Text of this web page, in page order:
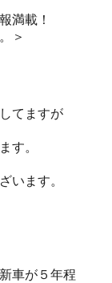
満載！
＞
てますが
す。
ます。
車が５年程